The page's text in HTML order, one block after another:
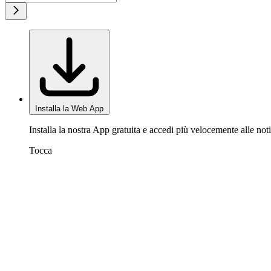
Installa la Web App
Installa la nostra App gratuita e accedi più velocemente alle
Tocca